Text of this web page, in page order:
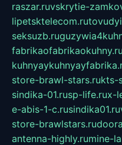
raszar.ruvskrytie-
lipetsktelecom.ru
seksuzb.ru
fabrikaofabrikaokuhny.ru
store-brawl-stars.rukts-
sindika-01.rusp-life.rux-
e-abis-1-c.rusindika01.ru
store-brawlstars.ru
antenna-highly.rumine-